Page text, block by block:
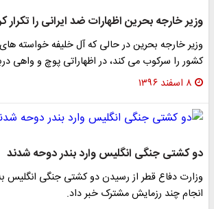
وزیر خارجه بحرین اظهارات ضد ایرانی را تکرار
وزیر خارجه بحرین در حالی که آل خلیفه خواسته
کشور را سرکوب می کند، در اظهاراتی پوچ و واهی
۸ اسفند ۱۳۹۶
دو کشتی جنگی انگلیس وارد بندر دوحه شدند
وزارت دفاع قطر از رسیدن دو کشتی جنگی انگلیس
انجام چند رزمایش مشترک خبر داد.